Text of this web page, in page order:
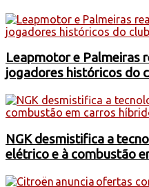
Leapmotor e Palmeiras
jogadores históricos do
NGK desmistifica a
elétrico e à combustão